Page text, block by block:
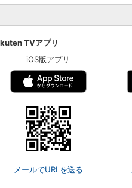
TVアプリ
iOS版アプリ
メールでURLを送る